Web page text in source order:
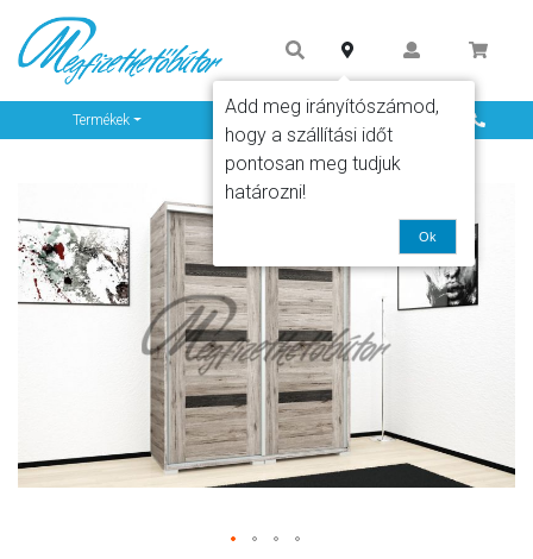
Termékek Info
Add meg irányítószámod,
hogy a szállítási időt
pontosan meg tudjuk
határozni!
Ok